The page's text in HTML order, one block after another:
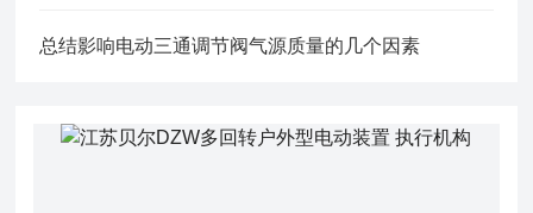
总结影响电动三通调节阀气源质量的几个因素